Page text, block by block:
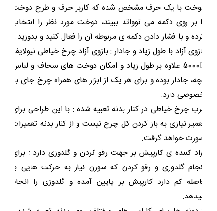
دوخت با یک حرف مشخص شده که کاربر حرف و طرح دوخت
را بر روی دکمه می توواتد ببیند، دوخت مورد نظر را انتخاب
کرده و با فشار دادن دکمه ی مربوطه آن را فعال کنید و بدوزید.
بازوی آزاد با طول زیاد و جادار : بازوی آزاد چرخ خیاطی نیولایف
5000D علاوه بر طول زیاد و امکان دوخت های سجاف و لباس
بچه، جادار بوده و برای هر یک از ابزار های همراه چرخ جای به
خصوصی دارد.
درب چرخ خیاطی در کنار بدنه تعبیه شده : با این طراحی برای
تعمیر نیازی به باز کردن کل چرخ نیست و از کنار بدنه تعمیرات
صورت خواهد گرفت.
آزاد کننده ی کارپیش بر جهت رفو کردن و گلدوزی دارد : برای
انجام گلدوزی و رفو کردن که سوزن نیاز به حرکت هایی با
فاصله کم دارد کارپیش بر پایین آمده و گلدوزی را انجام
میدهد.